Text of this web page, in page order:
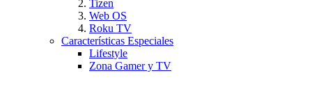
Tizen
Web OS
Roku TV
Características Especiales
Lifestyle
Zona Gamer y TV